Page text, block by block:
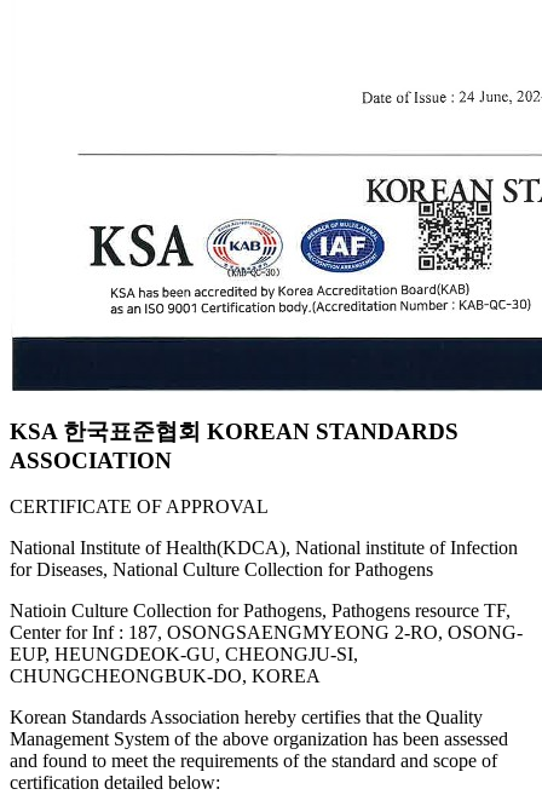
KSA 한국표준협회 KOREAN STANDARDS
ASSOCIATION
CERTIFICATE OF APPROVAL
National Institute of Health(KDCA), National institute of Infection
for Diseases, National Culture Collection for Pathogens
Natioin Culture Collection for Pathogens, Pathogens resource TF,
Center for Inf : 187, OSONGSAENGMYEONG 2-RO, OSONG-
EUP, HEUNGDEOK-GU, CHEONGJU-SI,
CHUNGCHEONGBUK-DO, KOREA
Korean Standards Association hereby certifies that the Quality
Management System of the above organization has been assessed
and found to meet the requirements of the standard and scope of
certification detailed below: